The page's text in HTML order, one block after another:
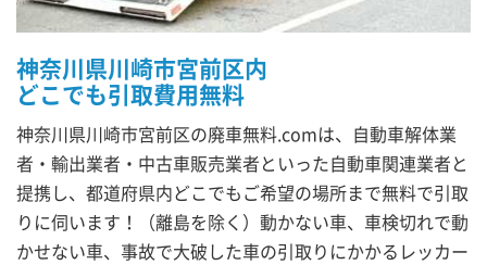
神奈川県川崎市宮前区内
どこでも引取費用無料
神奈川県川崎市宮前区の廃車無料.comは、自動車解体業
者・輸出業者・中古車販売業者といった自動車関連業者と
提携し、都道府県内どこでもご希望の場所まで無料で引取
りに伺います！（離島を除く）動かない車、車検切れで動
かせない車、事故で大破した車の引取りにかかるレッカー